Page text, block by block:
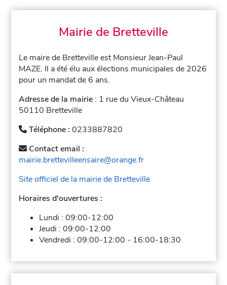
Mairie de Bretteville
Le maire de Bretteville est Monsieur Jean-Paul
MAZE. Il a été élu aux élections municipales de 2026
pour un mandat de 6 ans.
Adresse de la mairie : 1 rue du Vieux-Château
50110 Bretteville
Téléphone :0233887820
Contact email :
mairie.brettevilleensaire@orange.fr
Site officiel de la mairie de Bretteville
Horaires d'ouvertures :
Lundi :09:00-12:00
Jeudi :09:00-12:00
Vendredi :09:00-12:00 - 16:00-18:30